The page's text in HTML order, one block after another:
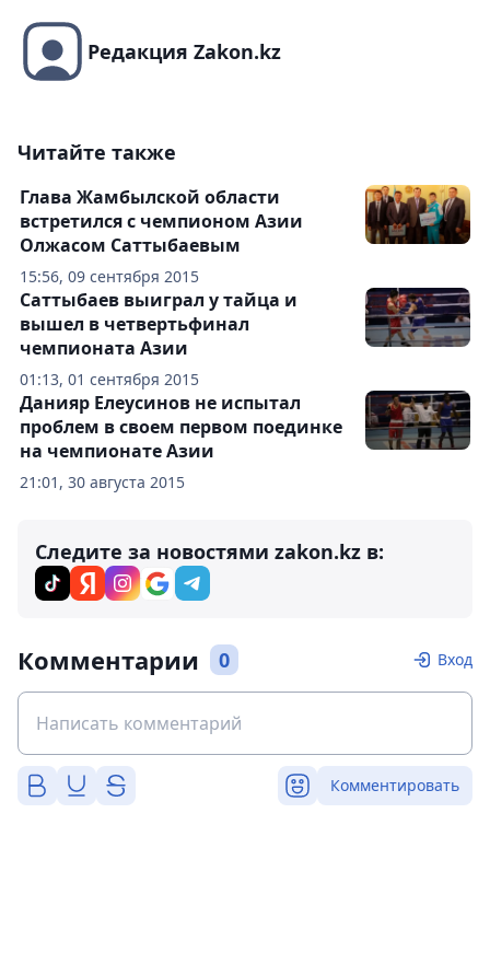
Редакция Zakon.kz
Читайте также
15:56, 09 сентября 2015
Глава Жамбылской области
встретился с чемпионом Азии
Олжасом Саттыбаевым
01:13, 01 сентября 2015
Саттыбаев выиграл у тайца и
вышел в четвертьфинал
чемпионата Азии
21:01, 30 августа 2015
Данияр Елеусинов не испытал
проблем в своем первом поединке
на чемпионате Азии
Следите за новостями zakon.kz в:
Комментарии 0 Вход
Комментировать